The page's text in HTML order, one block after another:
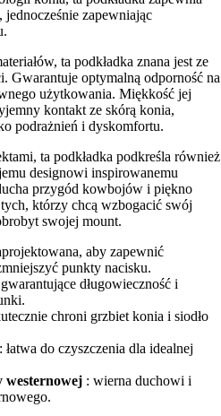
jednocześnie zapewniając
ta podkładka znana jest ze
Gwarantuje optymalną odporność na
użytkowania. Miękkość jej
kontakt ze skórą konia,
podrażnień i dyskomfortu.
ta podkładka podkreśla również
designowi inspirowanemu
przygód kowbojów i piękno
którzy chcą wzbogacić swój
swojej mount.
aby zapewnić
punkty nacisku.
długowieczność i
chroni grzbiet konia i siodło
: łatwa do czyszczenia dla idealnej
westernowej : wierna duchowi i